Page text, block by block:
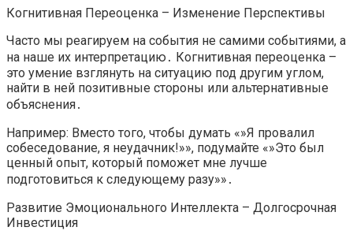
Когнитивная Переоценка – Изменение Перспективы
Часто мы реагируем на события не самими событиями, а
на наше их интерпретацию․ Когнитивная переоценка –
это умение взглянуть на ситуацию под другим углом,
найти в ней позитивные стороны или альтернативные
объяснения․
Например: Вместо того, чтобы думать «»Я провалил
собеседование, я неудачник!»», подумайте «»Это был
ценный опыт, который поможет мне лучше
подготовиться к следующему разу»»․
Развитие Эмоционального Интеллекта – Долгосрочная
Инвестиция